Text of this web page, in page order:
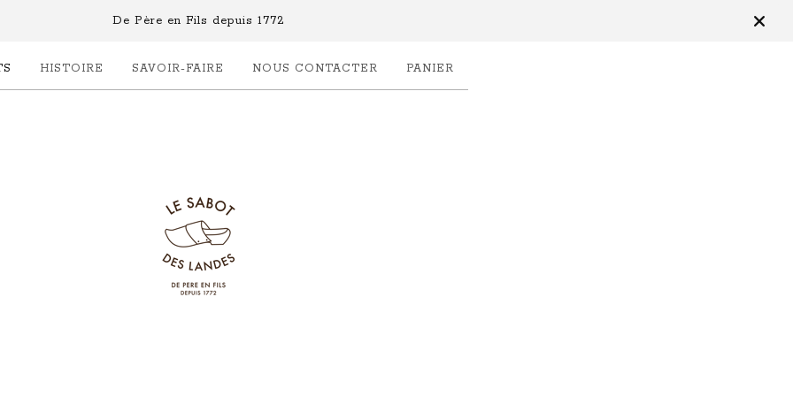
De Père en Fils depuis 1772
HISTOIRE SAVOIR-FAIRE NOUS CONTACTER PANIER